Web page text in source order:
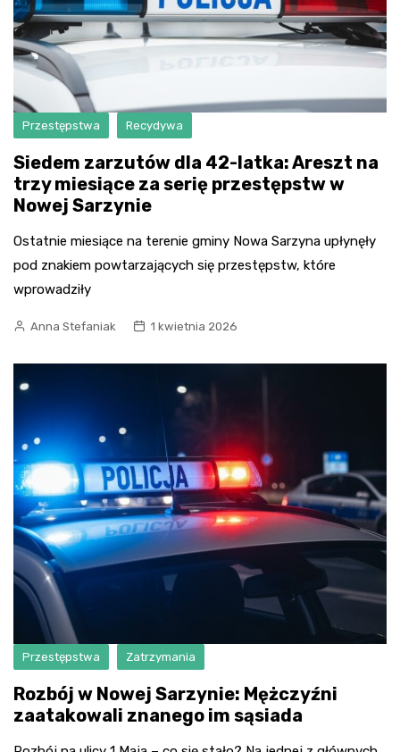
Przestępstwa Recydywa
Siedem zarzutów dla 42-latka: Areszt na
trzy miesiące za serię przestępstw w
Nowej Sarzynie
Ostatnie miesiące na terenie gminy Nowa Sarzyna upłynęły
pod znakiem powtarzających się przestępstw, które
wprowadziły
Anna Stefaniak 1 kwietnia 2026
Przestępstwa Zatrzymania
Rozbój w Nowej Sarzynie: Mężczyźni
zaatakowali znanego im sąsiada